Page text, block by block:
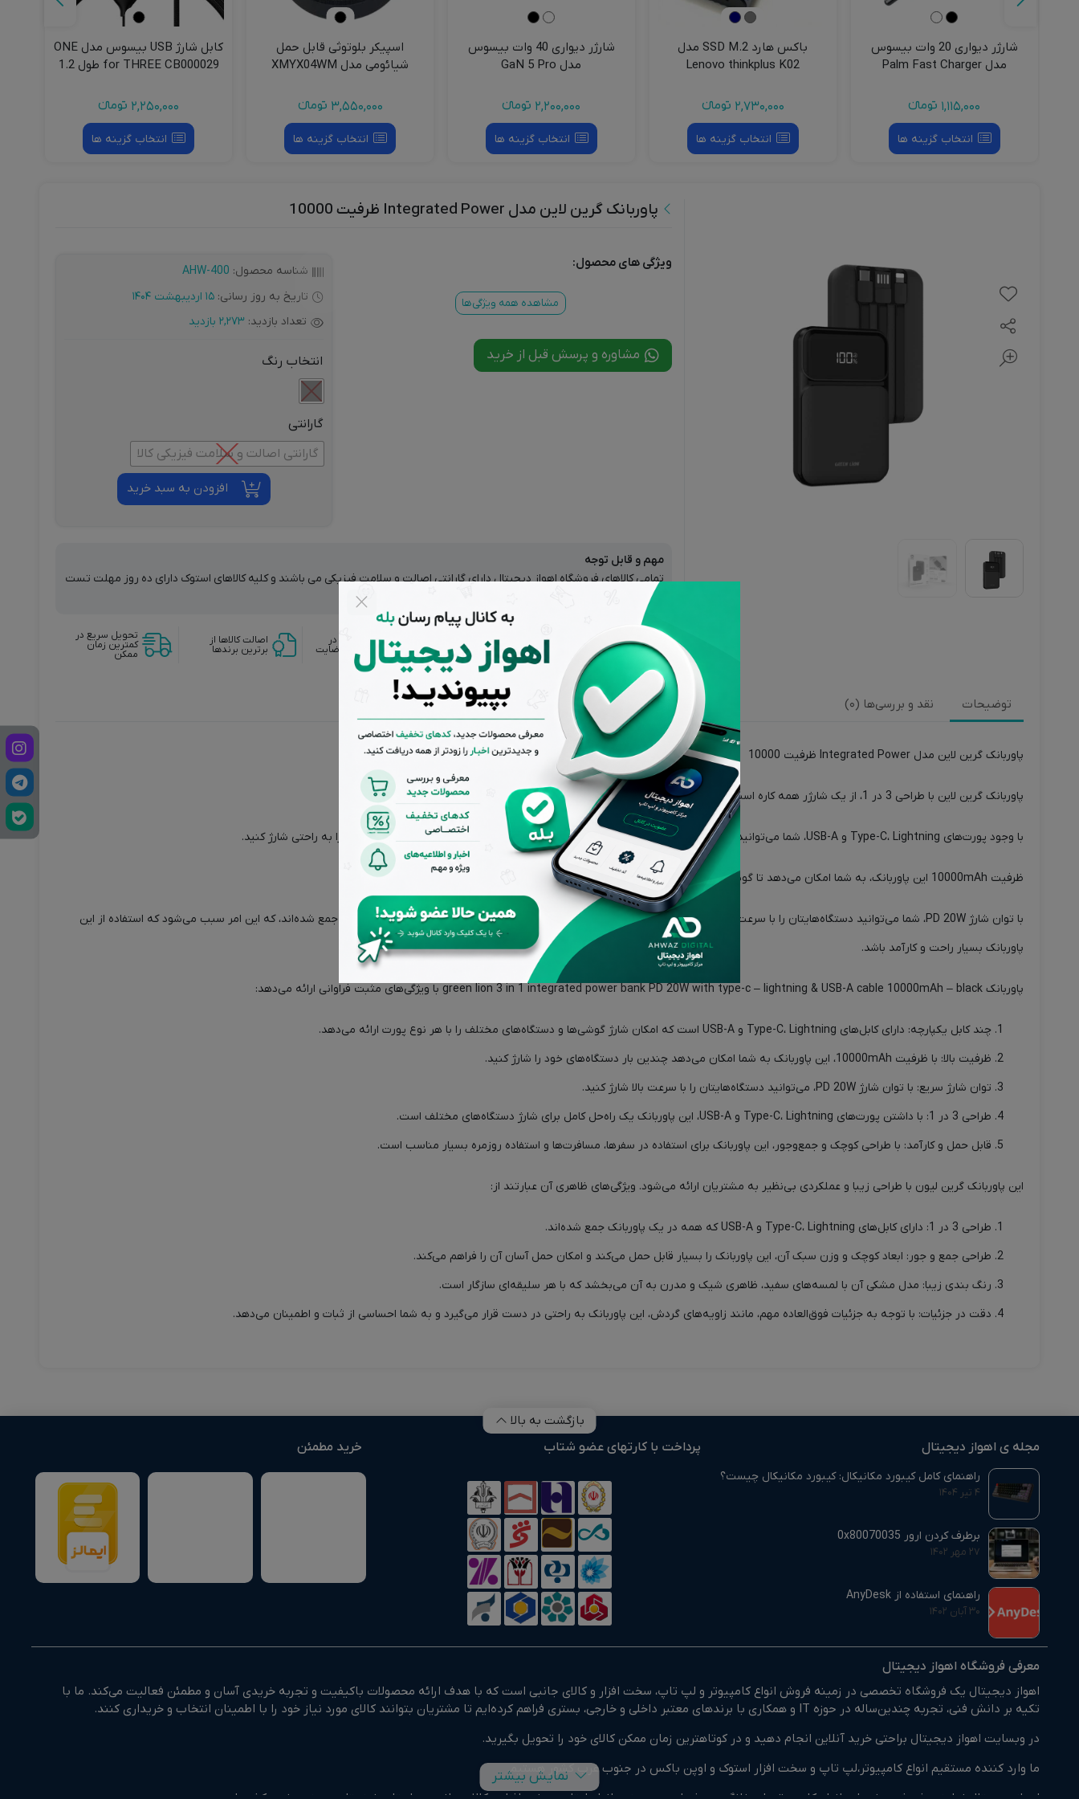
شارژر دیواری 20 وات بیسوس
مدل Palm Fast Charger
1,115,000 تومانءء
انتخاب گزینه ها
باکس هارد SSD M.2 مدل
Lenovo thinkplus K02
2,730,000 تومانءء
انتخاب گزینه ها
شارژر دیواری 40 وات بیسوس
مدل GaN 5 Pro
2,200,000 تومانءء
انتخاب گزینه ها
اسپیکر بلوتوثی قابل حمل
شیائومی مدل XMYX04WM
3,550,000 تومانءء
انتخاب گزینه ها
کابل شارژ USB بیسوس مدل ONE
for THREE CB000029 طول 1.2
2,250,000 تومانءء
انتخاب گزینه ها
پاوربانک گرین لاین مدل Integrated Power ظرفیت 10000
ویژگی های محصول:
مشاهده همه ویژگی‌ها
مشاوره و پرسش قبل از خرید
شناسه محصول: AHW-400
تاریخ به روز رسانی: 15 اردیبهشت 1404
تعداد بازدید: 2,273 بازدید
انتخاب رنگ
گارانتی
گارانتی اصالت و سلامت فیزیکی کالا
افزودن به سبد خرید
مهم و قابل توجه
تمامی کالاهای فروشگاه اهواز دیجیتال دارای گارانتی اصالت و سلامت فیزیکی می باشند و کلیه کالاهای استوک دارای ده روز مهلت تست
هستند.
تضمین بهترین
قیمت بازار تا 20 بجز ایام
تعطیل
بازگشت وجه در
صورت عدم رضایت
اصالت کالاها از
برترین برندها
تحویل سریع در
کمترین زمان
ممکن
توضیحات نقد و بررسی‌ها (0)
پاوربانک گرین لاین مدل Integrated Power ظرفیت 10000
پاوربانک گرین لاین با طراحی 3 در 1، از یک شارژر همه کاره است که همراه شما در هر شرایطی می‌تواند باشد.
با وجود پورت‌های Type-C، Lightning و USB-A، شما می‌توانید گوشی‌های هوشمند، تبلت‌ها، دوربین‌های دیجیتال و سایر دستگاه‌های قابل حمل خود را به راحتی شارژ کنید.
ظرفیت 10000mAh این پاوربانک، به شما امکان می‌دهد تا گوشی هوشمند خود را تا چند بار شارژ کنید و در هر لحظه از شارژ باتری لذت ببرید.
با توان شارژ PD 20W، شما می‌توانید دستگاه‌هایتان را با سرعت بالا شارژ کنید، در حالی که کابل‌های Type-C، Lightning و USB-A همه در یک محصول جمع شده‌اند، که این امر سبب می‌شود که استفاده از این
پاوربانک بسیار راحت و کارآمد باشد.
پاوربانک green lion 3 in 1 integrated power bank PD 20W with type-c – lightning & USB-A cable 10000mAh – black با ویژگی‌های مثبت فراوانی ارائه می‌دهد:
چند کابل یکپارچه: دارای کابل‌های Type-C، Lightning و USB-A است که امکان شارژ گوشی‌ها و دستگاه‌های مختلف را با هر نوع پورت ارائه می‌دهد.
ظرفیت بالا: با ظرفیت 10000mAh، این پاوربانک به شما امکان می‌دهد چندین بار دستگاه‌های خود را شارژ کنید.
توان شارژ سریع: با توان شارژ PD 20W، می‌توانید دستگاه‌هایتان را با سرعت بالا شارژ کنید.
طراحی 3 در 1: با داشتن پورت‌های Type-C، Lightning و USB-A، این پاوربانک یک راه‌حل کامل برای شارژ دستگاه‌های مختلف است.
قابل حمل و کارآمد: با طراحی کوچک و جمع‌وجور، این پاوربانک برای استفاده در سفرها، مسافرت‌ها و استفاده روزمره بسیار مناسب است.
این پاوربانک گرین لیون با طراحی زیبا و عملکردی بی‌نظیر به مشتریان ارائه می‌شود. ویژگی‌های ظاهری آن عبارتند از:
طراحی 3 در 1: دارای کابل‌های Type-C، Lightning و USB-A که همه در یک پاوربانک جمع شده‌اند.
طراحی جمع و جور: ابعاد کوچک و وزن سبک آن، این پاوربانک را بسیار قابل حمل می‌کند و امکان حمل آسان آن را فراهم می‌کند.
رنگ بندی زیبا: مدل مشکی آن با لمسه‌های سفید، ظاهری شیک و مدرن به آن می‌بخشد که با هر سلیقه‌ای سازگار است.
دقت در جزئیات: با توجه به جزئیات فوق‌العاده مهم، مانند زاویه‌های گردش، این پاوربانک به راحتی در دست قرار می‌گیرد و به شما احساسی از ثبات و اطمینان می‌دهد.
بازگشت به بالا
مجله ی اهواز دیجیتال
راهنمای کامل کیبورد مکانیکال: کیبورد مکانیکال چیست؟
۴ تیر ۱۴۰۴
برطرف کردن ارور 0x80070035
۲۷ مهر ۱۴۰۲
راهنمای استفاده از AnyDesk
۳۰ آبان ۱۴۰۲
پرداخت با کارتهای عضو شتاب خرید مطمئن
معرفی فروشگاه اهواز دیجیتال
اهواز دیجیتال یک فروشگاه تخصصی در زمینه فروش انواع کامپیوتر و لپ تاپ، سخت افزار و کالای جانبی است که با هدف ارائه محصولات باکیفیت و تجربه خریدی آسان و مطمئن فعالیت می‌کند. ما با
تکیه بر دانش فنی، تجربه چندین‌ساله در حوزه IT و همکاری با برندهای معتبر داخلی و خارجی، بستری فراهم کرده‌ایم تا مشتریان بتوانند کالای مورد نیاز خود را با اطمینان انتخاب و خریداری کنند.
در وبسایت اهواز دیجیتال براحتی خرید آنلاین انجام دهید و در کوتاهترین زمان ممکن کالای خود را تحویل بگیرید.
ما وارد کننده مستقیم انواع کامپیوتر،لپ تاپ و سخت افزار استوک و اوپن باکس در جنوب غرب کشور هستیم.
نمایش بیشتر